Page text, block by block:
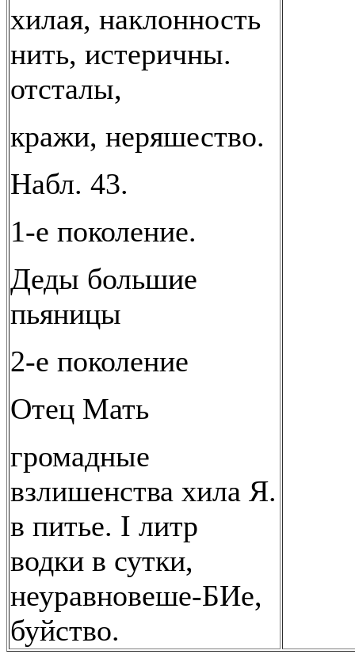
хилая, наклонность
нить, истеричны.
отсталы,
кражи, неряшество.
Набл. 43.
1-е поколение.
Деды большие
пьяницы
2-е поколение
Отец Мать
громадные
взлишенства хила Я.
в питье. I литр
водки в сутки,
неуравновеше-БИе,
буйство.